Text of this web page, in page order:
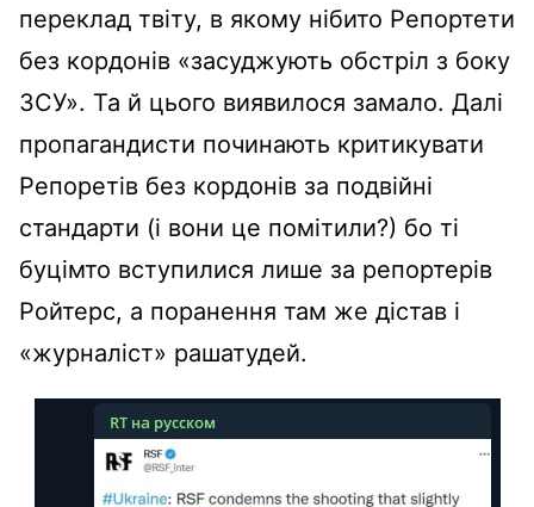
переклад твіту, в якому нібито Репортети
без кордонів «засуджують обстріл з боку
ЗСУ». Та й цього виявилося замало. Далі
пропагандисти починають критикувати
Репоретів без кордонів за подвійні
стандарти (і вони це помітили?) бо ті
буцімто вступилися лише за репортерів
Ройтерс, а поранення там же дістав і
«журналіст» рашатудей.